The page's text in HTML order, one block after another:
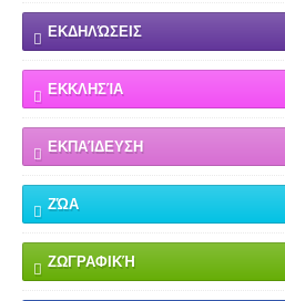
ΕΚΔΗΛΏΣΕΙΣ
ΕΚΚΛΗΣΊΑ
ΕΚΠΑΊΔΕΥΣΗ
ΖΏΑ
ΖΩΓΡΑΦΙΚΉ